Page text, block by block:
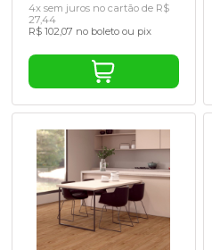
27,44
R$ 102,07 no boleto ou pix